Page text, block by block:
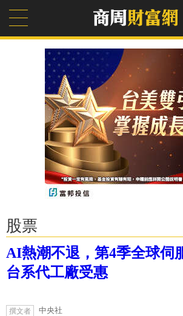
股票
AI熱潮不退，第4季全球伺
台系代工廠受惠
撰文者 中央社